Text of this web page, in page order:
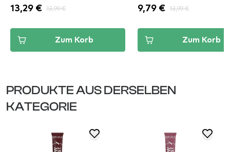
13,29 € 13,99 €
Zum Korb
9,79 € 13,99 €
Zum Korb
PRODUKTE AUS DERSELBEN
KATEGORIE